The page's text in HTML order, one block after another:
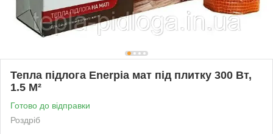
Тепла підлога Enerpia мат під плитку 300 Вт,
1.5 М²
Готово до відправки
Роздріб